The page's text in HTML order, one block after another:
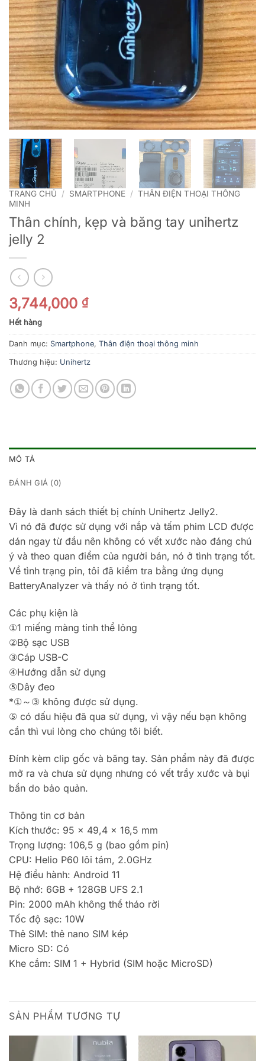
TRANG CHỦ / SMARTPHONE / THÂN ĐIỆN THOẠI THÔNG
MINH
Thân chính, kẹp và băng tay unihertz
jelly 2
3,744,000 ₫
Hết hàng
Danh mục: Smartphone, Thân điện thoại thông minh
Thương hiệu: Unihertz
MÔ TẢ
ĐÁNH GIÁ (0)
Đây là danh sách thiết bị chính Unihertz Jelly2.
Vì nó đã được sử dụng với nắp và tấm phim LCD được
dán ngay từ đầu nên không có vết xước nào đáng chú
ý và theo quan điểm của người bán, nó ở tình trạng tốt.
Về tình trạng pin, tôi đã kiểm tra bằng ứng dụng
BatteryAnalyzer và thấy nó ở tình trạng tốt.
Các phụ kiện là
①1 miếng màng tinh thể lỏng
②Bộ sạc USB
③Cáp USB-C
④Hướng dẫn sử dụng
⑤Dây đeo
*①～③ không được sử dụng.
⑤ có dấu hiệu đã qua sử dụng, vì vậy nếu bạn không
cần thì vui lòng cho chúng tôi biết.
Đính kèm clip gốc và băng tay. Sản phẩm này đã được
mở ra và chưa sử dụng nhưng có vết trầy xước và bụi
bẩn do bảo quản.
Thông tin cơ bản
Kích thước: 95 x 49,4 x 16,5 mm
Trọng lượng: 106,5 g (bao gồm pin)
CPU: Helio P60 lõi tám, 2.0GHz
Hệ điều hành: Android 11
Bộ nhớ: 6GB + 128GB UFS 2.1
Pin: 2000 mAh không thể tháo rời
Tốc độ sạc: 10W
Thẻ SIM: thẻ nano SIM kép
Micro SD: Có
Khe cắm: SIM 1 + Hybrid (SIM hoặc MicroSD)
SẢN PHẨM TƯƠNG TỰ